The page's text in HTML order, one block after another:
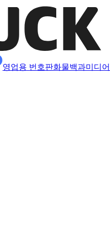
영업용 번호판화물백과미디어